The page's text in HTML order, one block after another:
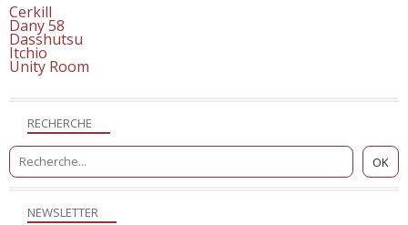
NEWSLETTER
RECHERCHE
Cerkill
Dany 58
Dasshutsu
Itchio
Unity Room